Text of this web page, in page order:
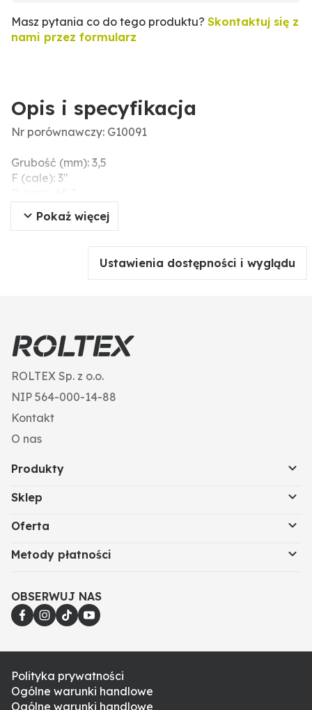
Masz pytania co do tego produktu? Skontaktuj się z
nami przez formularz
Opis i specyfikacja
Nr porównawczy: G10091
Grubość (mm): 3,5
F (cale): 3"
Ø wew. (mm): 68,3
S (mm): 3,5
Pokaż więcej
Ustawienia dostępności i wyglądu
ROLTEX Sp. z o.o.
NIP 564-000-14-88
Kontakt
O nas
Produkty
Sklep
Oferta
Metody płatności
OBSERWUJ NAS
Polityka prywatności
Ogólne warunki handlowe
Ogólne warunki handlowe